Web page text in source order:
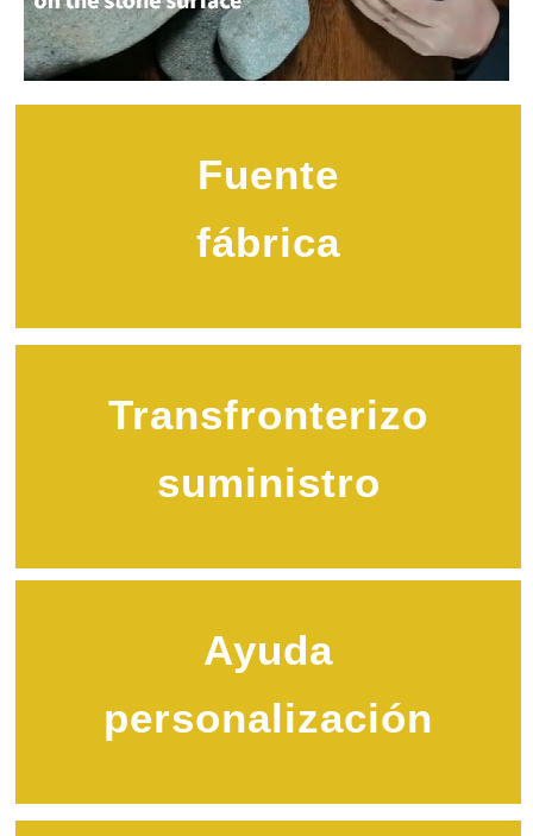
Ayuda
personalización
Fuente
fábrica
Transfronterizo
suministro